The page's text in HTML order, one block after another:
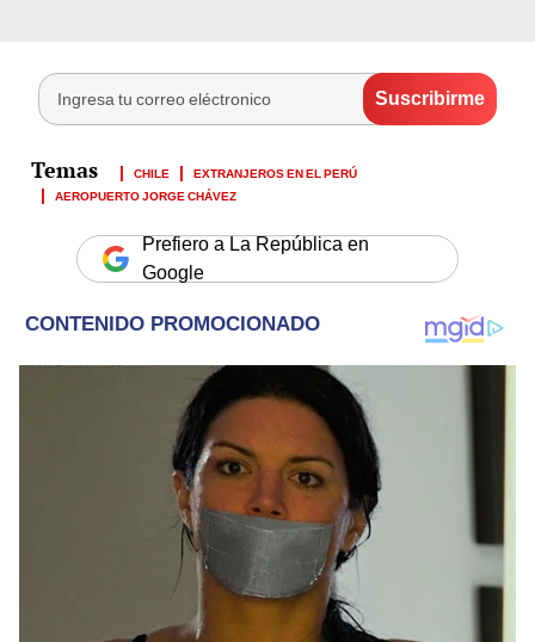
CHILE
EXTRANJEROS EN EL PERÚ
AEROPUERTO JORGE CHÁVEZ
Prefiero a La República en
Google